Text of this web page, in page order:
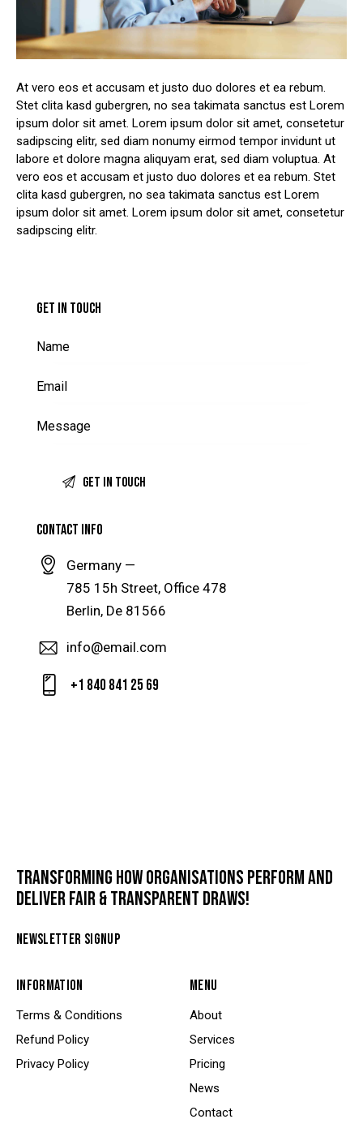
At vero eos et accusam et justo duo dolores et ea rebum.
Stet clita kasd gubergren, no sea takimata sanctus est Lorem
ipsum dolor sit amet. Lorem ipsum dolor sit amet, consetetur
sadipscing elitr, sed diam nonumy eirmod tempor invidunt ut
labore et dolore magna aliquyam erat, sed diam voluptua. At
vero eos et accusam et justo duo dolores et ea rebum. Stet
clita kasd gubergren, no sea takimata sanctus est Lorem
ipsum dolor sit amet. Lorem ipsum dolor sit amet, consetetur
sadipscing elitr.
GET IN TOUCH
CONTACT INFO
Germany —
785 15h Street, Office 478
Berlin, De 81566
info@email.com
+1 840 841 25 69
TRANSFORMING HOW ORGANISATIONS PERFORM AND
DELIVER FAIR & TRANSPARENT DRAWS!
NEWSLETTER SIGNUP
INFORMATION
Terms & Conditions
Refund Policy
Privacy Policy
MENU
About
Services
Pricing
News
Contact